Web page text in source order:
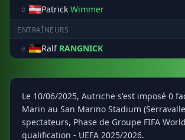
b Patrick Wimmer
ENTRAÎNEURS
e
Ralf RANGNICK
Le 10/06/2025, Autriche s'est imposé 0
Marin au San Marino Stadium
spectateurs, Phase de Groupe FIFA
qualification - UEFA 2025/2026.